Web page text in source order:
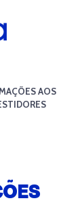
AOS